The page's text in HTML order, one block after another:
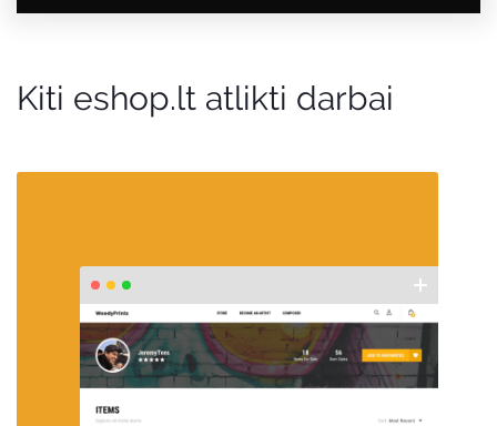
Kiti eshop.lt atlikti darbai